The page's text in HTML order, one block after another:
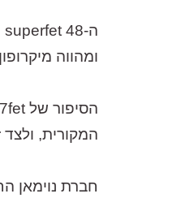
ומהווה
המקורית, ולצד